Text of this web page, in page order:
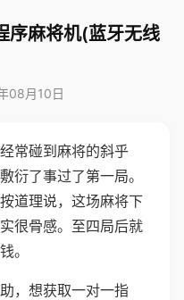
序麻将机(蓝牙无线
08月10日
常碰到麻将的斜乎
衍了事过了第一局。
道理说，这场麻将下
很骨感。至四局后就
。
，想获取一对一指